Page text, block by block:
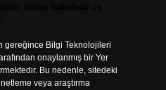
gereğince Bilgi Teknolojileri
onaylanmış bir Yer
Bu nedenle, sitedeki
veya araştırma